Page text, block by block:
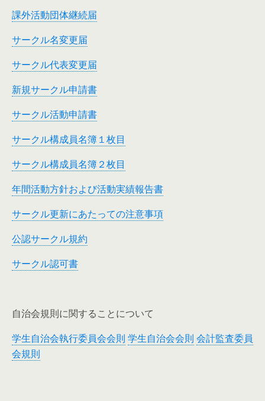
課外活動団体継続届
サークル名変更届
サークル代表変更届
新規サークル申請書
サークル活動申請書
サークル構成員名簿１枚目
サークル構成員名簿２枚目
年間活動方針および活動実績報告書
サークル更新にあたっての注意事項
公認サークル規約
サークル認可書
自治会規則に関することについて
学生自治会執行委員会会則 学生自治会会則 会計監査委員
会規則